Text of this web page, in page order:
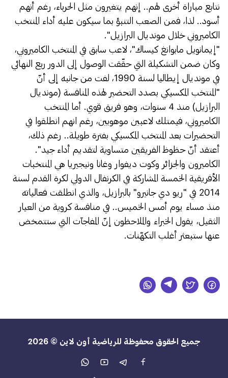
نتابع مباراة أخرى لهم.. إنهم يتغيرون مثل الحرباء، رغم أنهم
أسود.. لذا، فمن الصعب التنبؤ بما سيكون عليه أداء المنتخب
الكاميروني خلال مونديال البرازيل".
"إيمانويل مابوانغ كيساك"، لاعب سابق في المنتخب الكاميروني،
وكان ضمن التشكيلة التي حقّقت الوصول إلى الدور ربع النهائي
في مونديال إيطاليا لسنة 1990، لفت من جانبه إلى أنّ
"المنتخب المكسيكي بصدد التحضير لهذه المنافسة (مونديال
البرازيل) منذ 4 سنوات، وهو فريق قوي. أما المنتخب
الكاميروني، فيمتلك لاعبين موهوبين، رغم انهم انطلقوا في
التحضيرات بعد المنتخب المكسيكي بفترة طويلة.. رغم ذلك،
أعتقد أنّ حظوظ الفريقين متساوية لتقديم أداء جيد".
الكاميرون والجزائر وكوت ديفوار وغانا ونيجيريا هي المنتخبات
الأفريقية الخمسة المشاركة في الكرنفال الدولي لكرة القدم لسنة
2014 في "ريو دي جانيرو" بالبرازيل، والذي انطلقت فعالياته
منذ مساء يوم أمس الخميس.. في منافسة كروية من العيار
الثقيل، يقول الخبراء والملاحظون إنّ المفاجآت التي ستتمخض
عنها ستبعثر أغلب التكهّنات.
جميع الحقوق محفوظة للرياضية أون لاين © 2026